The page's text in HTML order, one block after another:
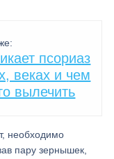
псориаз
веках и чем
вылечить
необходимо
пару зернышек,